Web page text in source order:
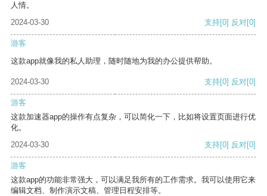
人情。
2024-03-30
支持[0] 反对[0]
游客
这款app就像我的私人助理，随时随地为我的办公提供帮助。
2024-03-30 支持[0] 反对[0]
游客
这款加速器app的操作有点复杂，可以简化一下，比如将设置页面进行优
化。
2024-03-30
支持[0] 反对[0]
游客
这款app的功能非常强大，可以满足我所有的工作需求。我可以使用它来
编辑文档、制作演示文稿、管理日程安排等。